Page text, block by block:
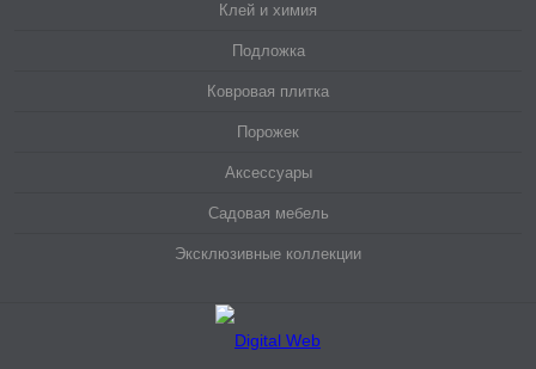
Клей и химия
Подложка
Ковровая плитка
Порожек
Аксессуары
Садовая мебель
Эксклюзивные коллекции